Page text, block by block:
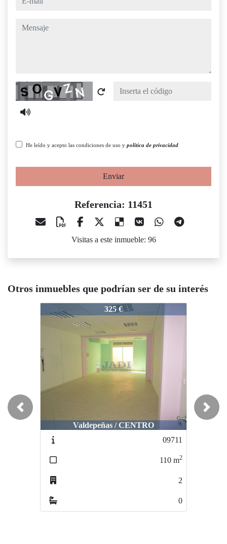
mensaje
Captcha
He leído y acepto las condiciones de uso y política de privacidad
Enviar
Referencia: 11451
Visitas a este inmueble: 96
Otros inmuebles que podrían ser de su interés
Valdepeñas / CENTRO
2
Valdepeñas / CENTRO
Previous Next